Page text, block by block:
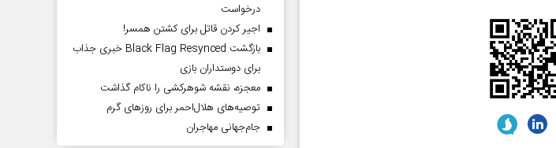
درخواست
اجیر کردن قاتل برای کشتن همسر!
بازگشت Black Flag Resynced خبری جذاب
برای دوستداران بازی
معجزه، نقشه شوهرکشی را ناکام گذاشت
توصیه‌های هلال‌احمر برای روز‌های گرم
جام‌جهانی مهاجران